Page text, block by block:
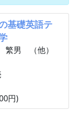
基礎英語テ
男 （他）
円)